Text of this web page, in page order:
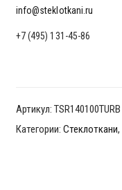
info@steklotkani.ru
+7 (495) 131-45-86
Артикул: TSR140100TURB
Категории: Стеклоткани,